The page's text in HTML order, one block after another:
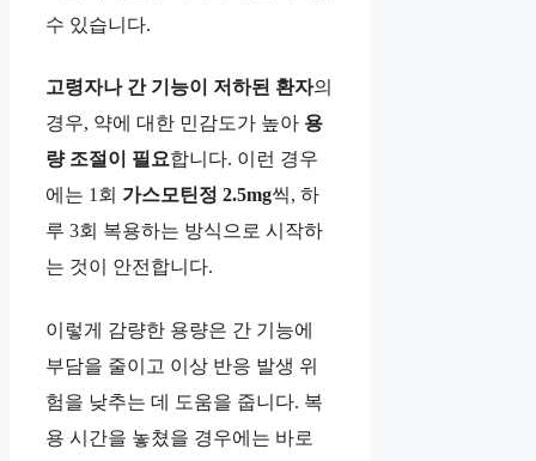
수 있습니다.
고령자나 간 기능이 저하된 환자의
경우, 약에 대한 민감도가 높아 용
량 조절이 필요합니다. 이런 경우
에는 1회 가스모틴정 2.5mg씩, 하
루 3회 복용하는 방식으로 시작하
는 것이 안전합니다.
이렇게 감량한 용량은 간 기능에
부담을 줄이고 이상 반응 발생 위
험을 낮추는 데 도움을 줍니다. 복
용 시간을 놓쳤을 경우에는 바로